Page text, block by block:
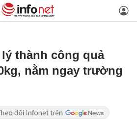
thành công quả
nằm ngay trường